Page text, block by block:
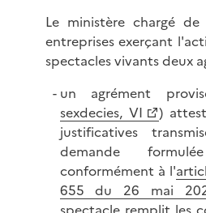
Le ministère chargé
entreprises exerçant
spectacles vivants deux
un agrément
sexdecies, VI
)
justificatives
demande
conformément à l'
655 du 26 mai